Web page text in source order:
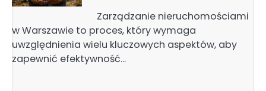
Zarządzanie nieruchomościami
w Warszawie to proces, który wymaga
uwzględnienia wielu kluczowych aspektów, aby
zapewnić efektywność…